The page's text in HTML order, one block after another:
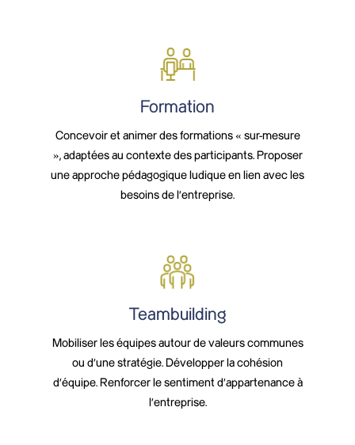
Formation
Concevoir et animer des formations « sur-mesure
», adaptées au contexte des participants. Proposer
une approche pédagogique ludique en lien avec les
besoins de l’entreprise.
Teambuilding
Mobiliser les équipes autour de valeurs communes
ou d’une stratégie. Développer la cohésion
d’équipe. Renforcer le sentiment d’appartenance à
l’entreprise.